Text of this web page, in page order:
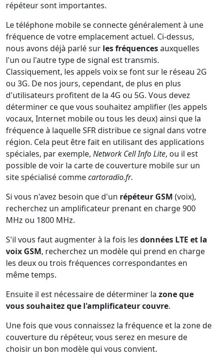
répéteur sont importantes.
Le téléphone mobile se connecte généralement à une
fréquence de votre emplacement actuel. Ci-dessus,
nous avons déjà parlé sur les fréquencesauxquelles
l'un ou l'autre type de signal est transmis.
Classiquement, les appels voix se font sur le réseau 2G
ou 3G. De nos jours, cependant, de plus en plus
d'utilisateurs profitent de la 4G ou 5G. Vous devez
déterminer ce que vous souhaitez amplifier (les appels
vocaux, Internet mobile ou tous les deux) ainsi que la
fréquence à laquelle SFR distribue ce signal dans votre
région. Cela peut être fait en utilisant des applications
spéciales, par exemple, Network Cell Info Lite, ou il est
possible de voir la carte de couverture mobile sur un
site spécialisé commecartoradio.fr.
Si vous n'avez besoin que d'un répéteur GSM (voix),
recherchez un amplificateur prenant en charge 900
MHz ou 1800 MHz.
S'il vous faut augmenter à la fois les données LTE et la
voix GSM, recherchez un modèle qui prend en charge
les deux ou trois fréquences correspondantes en
même temps.
Ensuite il est nécessaire de déterminer la zone que
vous souhaitez que l'amplificateur couvre.
Une fois que vous connaissez la fréquence et la zone de
couverture du répéteur, vous serez en mesure de
choisir un bon modèle qui vous convient.